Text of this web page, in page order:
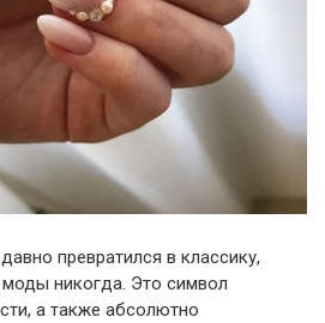
превратился в классику,
никогда. Это символ
а также абсолютно